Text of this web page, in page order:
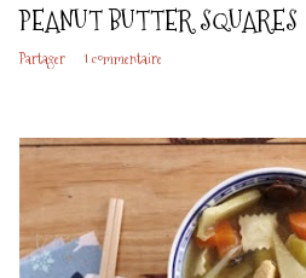
PEANUT BUTTER SQUARES
Partager 1 commentaire